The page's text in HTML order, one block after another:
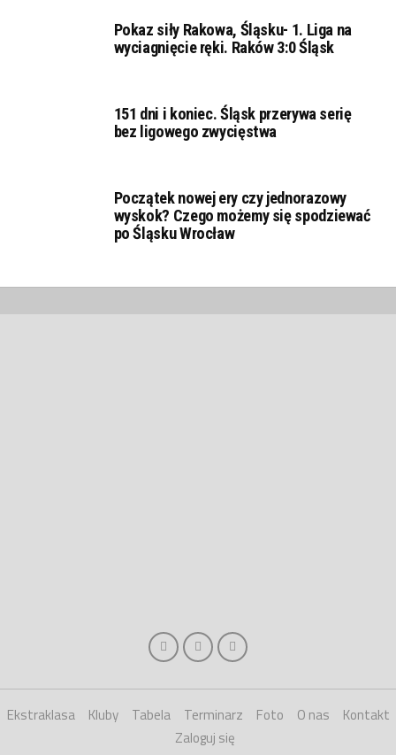
Pokaz siły Rakowa, Śląsku- 1. Liga na
wyciagnięcie ręki. Raków 3:0 Śląsk
151 dni i koniec. Śląsk przerywa serię
bez ligowego zwycięstwa
Początek nowej ery czy jednorazowy
wyskok? Czego możemy się spodziewać
po Śląsku Wrocław
Ekstraklasa Kluby Tabela Terminarz Foto O nas
Kontakt
Zaloguj się